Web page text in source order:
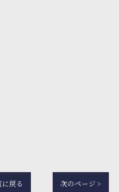
戻る 次のページ >